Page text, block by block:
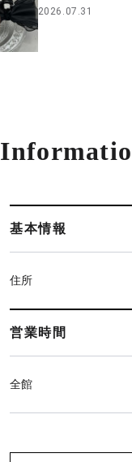
2026.07.31
基本情報
住所
営業時間
全館